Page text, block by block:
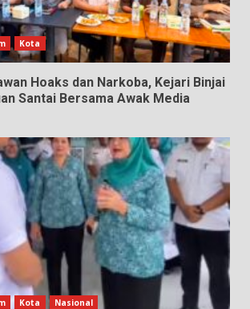
Kota
Hoaks dan Narkoba, Kejari Binjai
Santai Bersama Awak Media
Kota Nasional